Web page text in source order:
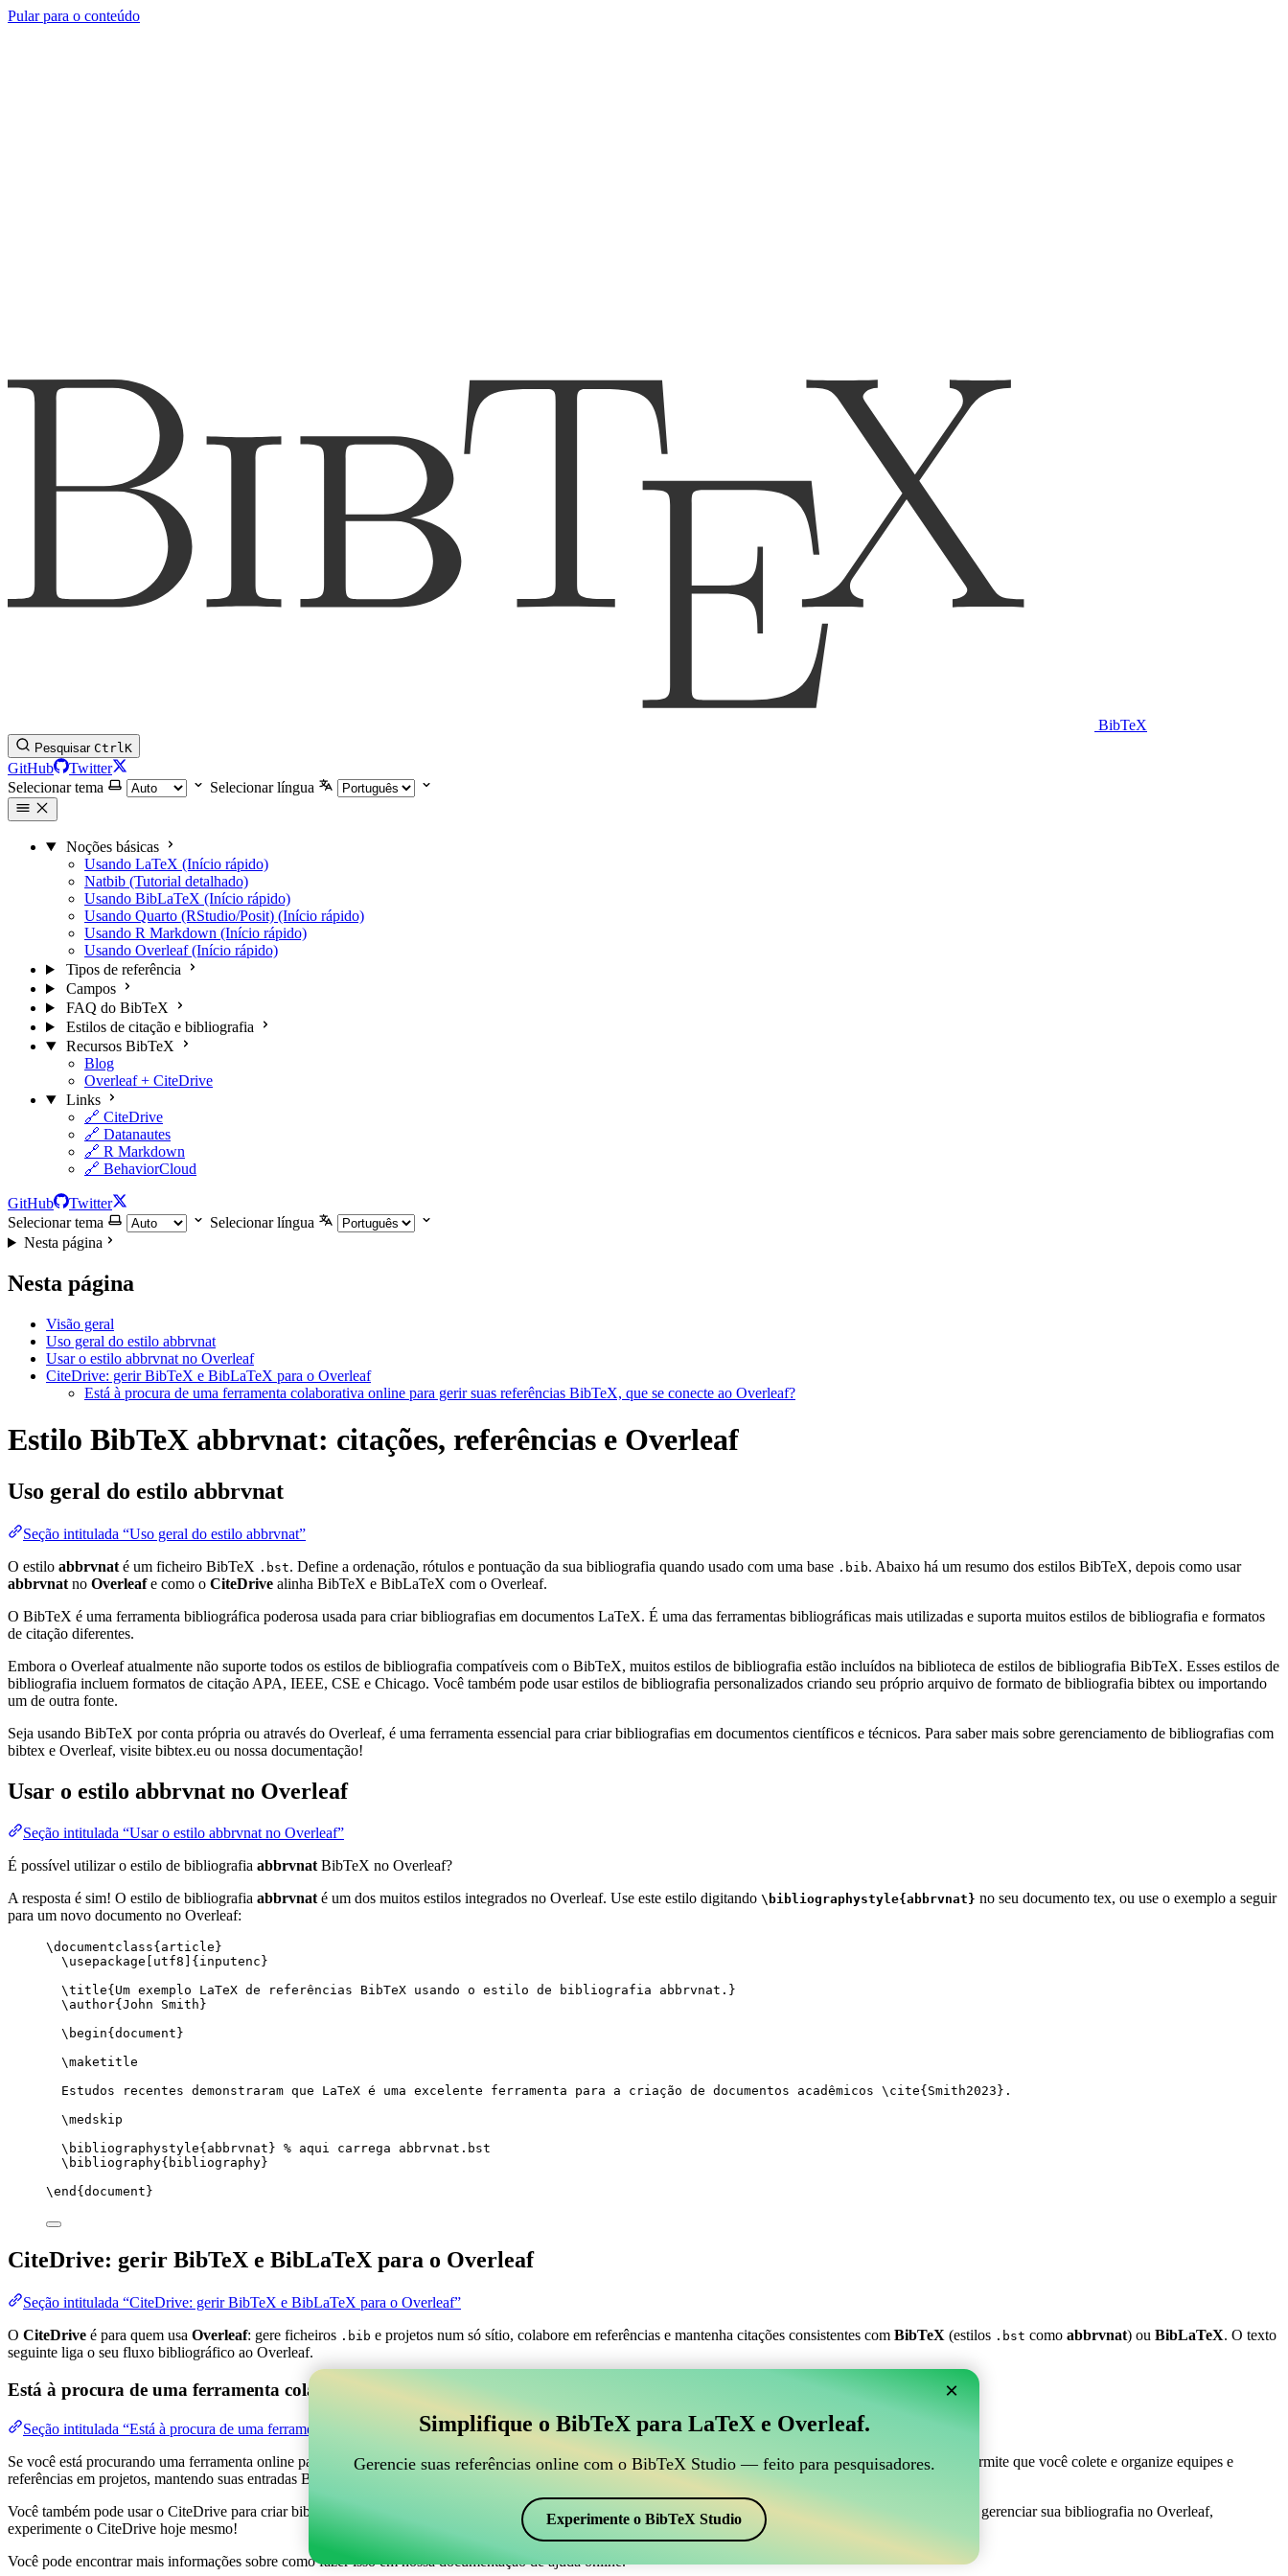
Pular para o conteúdo
BibTeX
Pesquisar CtrlK
GitHub
Twitter
Selecionar tema
Selecionar língua
Noções básicas
Usando LaTeX (Início rápido)
Natbib (Tutorial detalhado)
Usando BibLaTeX (Início rápido)
Usando Quarto (RStudio/Posit) (Início rápido)
Usando R Markdown (Início rápido)
Usando Overleaf (Início rápido)
Tipos de referência
Campos
FAQ do BibTeX
Estilos de citação e bibliografia
Recursos BibTeX
Blog
Overleaf + CiteDrive
Links
🔗 CiteDrive
🔗 Datanautes
🔗 R Markdown
🔗 BehaviorCloud
GitHub
Twitter
Selecionar tema
Selecionar língua
Nesta página
Nesta página
Visão geral
Uso geral do estilo abbrvnat
Usar o estilo abbrvnat no Overleaf
CiteDrive: gerir BibTeX e BibLaTeX para o Overleaf
Está à procura de uma ferramenta colaborativa online para gerir suas referências BibTeX, que se conecte ao Overleaf?
Estilo BibTeX abbrvnat: citações, referências e Overleaf
Uso geral do estilo abbrvnat
Seção intitulada “Uso geral do estilo abbrvnat”
O estilo abbrvnat é um ficheiro BibTeX .bst. Define a ordenação, rótulos e pontuação da sua bibliografia quando usado com uma base .bib. Abaixo há um resumo dos estilos BibTeX, depois como usar
abbrvnat no Overleafe como o CiteDrive alinha BibTeX e BibLaTeX com o Overleaf.
O BibTeX é uma ferramenta bibliográfica poderosa usada para criar bibliografias em documentos LaTeX. É uma das ferramentas bibliográficas mais utilizadas e suporta muitos estilos de bibliografia e formatos
de citação diferentes.
Embora o Overleaf atualmente não suporte todos os estilos de bibliografia compatíveis com o BibTeX, muitos estilos de bibliografia estão incluídos na biblioteca de estilos de bibliografia BibTeX. Esses estilos de
bibliografia incluem formatos de citação APA, IEEE, CSE e Chicago. Você também pode usar estilos de bibliografia personalizados criando seu próprio arquivo de formato de bibliografia bibtex ou importando
um de outra fonte.
Seja usando BibTeX por conta própria ou através do Overleaf, é uma ferramenta essencial para criar bibliografias em documentos científicos e técnicos. Para saber mais sobre gerenciamento de bibliografias com
bibtex e Overleaf, visite bibtex.eu ou nossa documentação!
Usar o estilo abbrvnat no Overleaf
Seção intitulada “Usar o estilo abbrvnat no Overleaf”
É possível utilizar o estilo de bibliografia abbrvnatBibTeX no Overleaf?
A resposta é sim! O estilo de bibliografia abbrvnaté um dos muitos estilos integrados no Overleaf. Use este estilo digitando \bibliographystyle{abbrvnat} no seu documento tex, ou use o exemplo a seguir
para um novo documento no Overleaf:
\documentclass{ article }
\usepackage
utf8 ]{ inputenc }
\title{Um exemplo LaTeX de referências BibTeX usando o estilo de bibliografia abbrvnat.}
\author{John Smith}
\begin{ document }
\maketitle
Estudos recentes demonstraram que LaTeX é uma excelente ferramenta para a criação de documentos acadêmicos \cite{ Smith2023 }.
\medskip
\bibliographystyle{abbrvnat} % aqui carrega abbrvnat.bst
\bibliography{bibliography}
\end { document }
CiteDrive: gerir BibTeX e BibLaTeX para o Overleaf
Seção intitulada “CiteDrive: gerir BibTeX e BibLaTeX para o Overleaf”
O CiteDrive é para quem usa Overleaf: gere ficheiros .bib e projetos num só sítio, colabore em referências e mantenha citações consistentes com BibTeX (estilos .bst como abbrvnat) ou BibLaTeX. O texto
seguinte liga o seu fluxo bibliográfico ao Overleaf.
Está à procura de uma ferramenta colaborativa online para gerir suas referências BibTeX, que se conecte ao Overleaf?
Seção intitulada “Está à procura de uma ferramenta colaborativa online para gerir suas referências BibTeX, que se conecte ao Overleaf?”
Se você está procurando uma ferramenta online para ajudar a gerenciar suas referências, citações e bibliografia no Overleaf, o CiteDrive pode ser perfeito! Ele permite que você colete e organize equipes e
referências em projetos, mantendo suas entradas BibTeX atualizadas em seu projeto Overleaf.
Você também pode usar o CiteDrive para criar bibliografias e citações em vários estilos, incluindo abbrvnat. Então, se você está procurando uma maneira fácil de gerenciar sua bibliografia no Overleaf,
experimente o CiteDrive hoje mesmo!
Você pode encontrar mais informações sobre como fazer isso em nossa documentação de ajuda online.
×
Simplifique o BibTeX para LaTeX e Overleaf.
Gerencie suas referências online com o BibTeX Studio — feito para pesquisadores.
Experimente o BibTeX Studio